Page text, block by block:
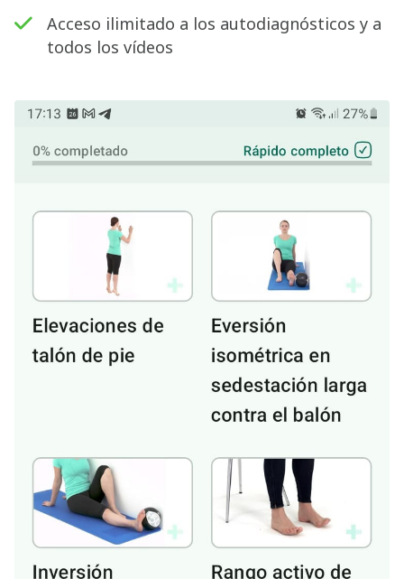
Buscar
Acceso ilimitado a los autodiagnósticos y a
todos los vídeos